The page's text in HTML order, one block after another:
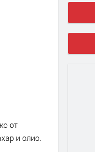
от
и олио.